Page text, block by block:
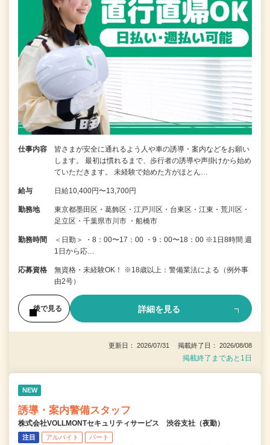
仕事内容
皆さまが安全に通れるよう人や車の誘導・案内などをお願い
します。 最初は慣れるまで、歩行者の誘導や声掛けから始め
ていただきます。 未経験で始めた方がほとん…
給与 日給10,400円〜13,700円
勤務地
東京都墨田区・葛飾区・江戸川区・台東区・江東・荒川区・
足立区・千葉県市川市 ・船橋市
勤務時間
＜日勤＞ ・8：00〜17：00 ・9：00〜18：00 ※1日8時間 週
1日から応…
応募資格
無資格・未経験OK！ ※18歳以上：警備業法による（例外事
由2号）
後で見る 詳細を見る
更新日： 2026/07/31 掲載終了日： 2026/08/08
掲載終了まであと1日
NEW
誘導・案内警備スタッフ
株式会社VOLLMONTセキュリティサービス 渋谷支社（夜勤）
注目 アルバイト パート